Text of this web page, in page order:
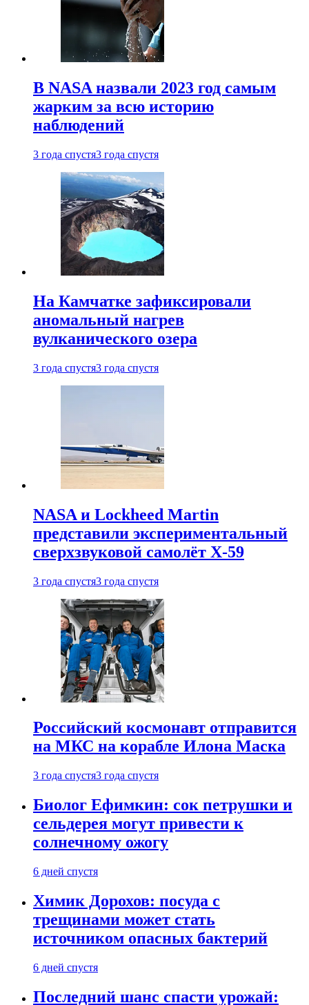
В NASA назвали 2023 год самым
жарким за всю историю
наблюдений
3 года спустя3 года спустя
На Камчатке зафиксировали
аномальный нагрев
вулканического озера
3 года спустя3 года спустя
NASA и Lockheed Martin
представили экспериментальный
сверхзвуковой самолёт X-59
3 года спустя3 года спустя
Российский космонавт отправится
на МКС на корабле Илона Маска
3 года спустя3 года спустя
Биолог Ефимкин: сок петрушки и
сельдерея могут привести к
солнечному ожогу
6 дней спустя
Химик Дорохов: посуда с
трещинами может стать
источником опасных бактерий
6 дней спустя
Последний шанс спасти урожай: